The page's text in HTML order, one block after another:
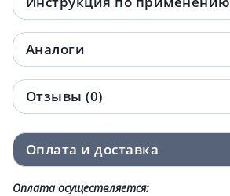
Аналоги
Отзывы (0)
Оплата и доставка
Оплата осуществляется: